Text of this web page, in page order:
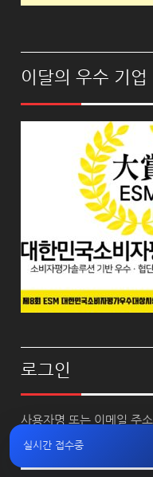
이달의 우수 기업
로그인
사용자명 또는 이메일 주소
실시간 접수중